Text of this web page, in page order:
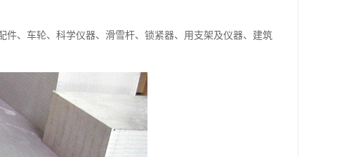
、车轮、科学仪器、滑雪杆、锁紧器、用支架及仪器、建筑